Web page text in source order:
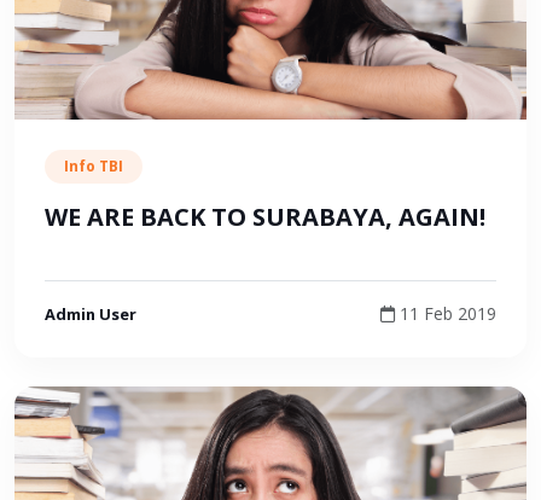
Info TBI
WE ARE BACK TO SURABAYA, AGAIN!
Admin User 11 Feb 2019